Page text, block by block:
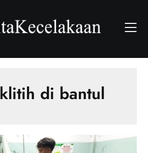
klitih di bantul